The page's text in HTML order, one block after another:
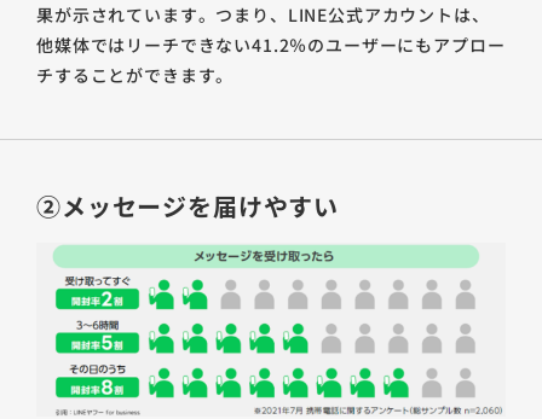
果が示されています。つまり、LINE公式アカウントは、
他媒体ではリーチできない41.2％のユーザーにもアプロー
チすることができます。
②メッセージを届けやすい